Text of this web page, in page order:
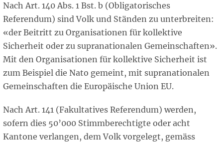
Nach Art. 140 Abs. 1 Bst. b (Obligatorisches
Referendum) sind Volk und Ständen zu unterbreiten:
«der Beitritt zu Organisationen für kollektive
Sicherheit oder zu supranationalen Gemeinschaften».
Mit den Organisationen für kollektive Sicherheit ist
zum Beispiel die Nato gemeint, mit supranationalen
Gemeinschaften die Europäische Union EU.
Nach Art. 141 (Fakultatives Referendum) werden,
sofern dies 50’000 Stimmberechtigte oder acht
Kantone verlangen, dem Volk vorgelegt, gemäss